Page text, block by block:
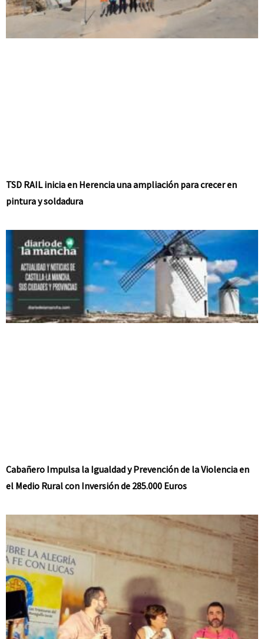
TSD RAIL inicia en Herencia una ampliación para crecer en
pintura y soldadura
Cabañero Impulsa la Igualdad y Prevención de la Violencia en
el Medio Rural con Inversión de 285.000 Euros